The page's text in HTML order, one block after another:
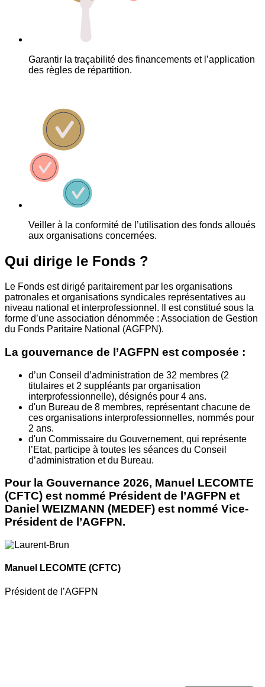
Garantir la traçabilité des financements et l’application
des règles de répartition.
Veiller à la conformité de l’utilisation des fonds alloués
aux organisations concernées.
Qui dirige le Fonds ?
Le Fonds est dirigé paritairement par les organisations
patronales et organisations syndicales représentatives au
niveau national et interprofessionnel. Il est constitué sous la
forme d’une association dénommée : Association de Gestion
du Fonds Paritaire National (AGFPN).
La gouvernance de l’AGFPN est composée :
d’un Conseil d’administration de 32 membres (2
titulaires et 2 suppléants par organisation
interprofessionnelle), désignés pour 4 ans.
d'un Bureau de 8 membres, représentant chacune de
ces organisations interprofessionnelles, nommés pour
2 ans.
d'un Commissaire du Gouvernement, qui représente
l’Etat, participe à toutes les séances du Conseil
d’administration et du Bureau.
Pour la Gouvernance 2026, Manuel LECOMTE
(CFTC) est nommé Président de l’AGFPN et
Daniel WEIZMANN (MEDEF) est nommé Vice-
Président de l’AGFPN.
Manuel LECOMTE (CFTC)
Président de l’AGFPN